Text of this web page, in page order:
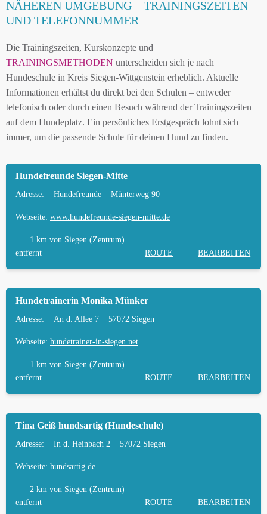
NÄHEREN UMGEBUNG – TRAININGSZEITEN
UND TELEFONNUMMER
Die Trainingszeiten, Kurskonzepte und
TRAININGSMETHODEN unterscheiden sich je nach
Hundeschule in Kreis Siegen-Wittgenstein erheblich. Aktuelle
Informationen erhältst du direkt bei den Schulen – entweder
telefonisch oder durch einen Besuch während der Trainingszeiten
auf dem Hundeplatz. Ein persönliches Erstgespräch lohnt sich
immer, um die passende Schule für deinen Hund zu finden.
Hundefreunde Siegen-Mitte
Adresse: Hundefreunde Münterweg 90
Webseite: www.hundefreunde-siegen-mitte.de
1 km von Siegen (Zentrum)
entfernt
ROUTE BEARBEITEN
Hundetrainerin Monika Münker
Adresse: An d. Allee 7 57072 Siegen
Webseite: hundetrainer-in-siegen.net
1 km von Siegen (Zentrum)
entfernt
ROUTE BEARBEITEN
Tina Geiß hundsartig (Hundeschule)
Adresse: In d. Heinbach 2 57072 Siegen
Webseite: hundsartig.de
2 km von Siegen (Zentrum)
entfernt
ROUTE BEARBEITEN